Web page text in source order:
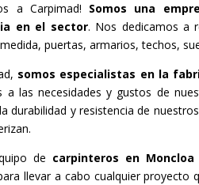
a Carpimad! Somos una
en el sector. Nos dedicamos a
puertas, armarios, techos,
somos especialistas en la
a las necesidades y gustos de
durabilidad y resistencia de
de carpinteros en
llevar a cabo cualquier